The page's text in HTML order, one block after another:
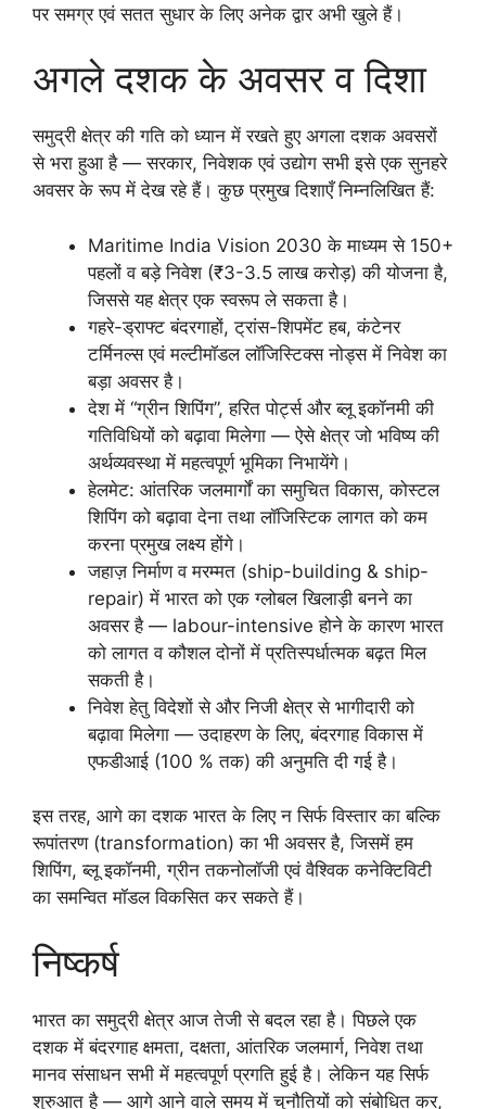
पर समग्र एवं सतत सुधार के लिए अनेक द्वार अभी खुले हैं।
अगले दशक के अवसर व दिशा
समुद्री क्षेत्र की गति को ध्यान में रखते हुए अगला दशक अवसरों
से भरा हुआ है — सरकार, निवेशक एवं उद्योग सभी इसे एक सुनहरे
अवसर के रूप में देख रहे हैं। कुछ प्रमुख दिशाएँ निम्नलिखित हैं:
Maritime India Vision 2030 के माध्यम से 150+
पहलों व बड़े निवेश (₹3-3.5 लाख करोड़) की योजना है,
जिससे यह क्षेत्र एक स्वरूप ले सकता है।
गहरे-ड्राफ्ट बंदरगाहों, ट्रांस-शिपमेंट हब, कंटेनर
टर्मिनल्स एवं मल्टीमॉडल लॉजिस्टिक्स नोड्स में निवेश का
बड़ा अवसर है।
देश में “ग्रीन शिपिंग”, हरित पोर्ट्स और ब्लू इकॉनमी की
गतिविधियों को बढ़ावा मिलेगा — ऐसे क्षेत्र जो भविष्य की
अर्थव्यवस्था में महत्वपूर्ण भूमिका निभायेंगे।
हेलमेट: आंतरिक जलमार्गों का समुचित विकास, कोस्टल
शिपिंग को बढ़ावा देना तथा लॉजिस्टिक लागत को कम
करना प्रमुख लक्ष्य होंगे।
जहाज़ निर्माण व मरम्मत (ship-building & ship-
repair) में भारत को एक ग्लोबल खिलाड़ी बनने का
अवसर है — labour-intensive होने के कारण भारत
को लागत व कौशल दोनों में प्रतिस्पर्धात्मक बढ़त मिल
सकती है।
निवेश हेतु विदेशों से और निजी क्षेत्र से भागीदारी को
बढ़ावा मिलेगा — उदाहरण के लिए, बंदरगाह विकास में
एफडीआई (100 % तक) की अनुमति दी गई है।
इस तरह, आगे का दशक भारत के लिए न सिर्फ विस्तार का बल्कि
रूपांतरण (transformation) का भी अवसर है, जिसमें हम
शिपिंग, ब्लू इकॉनमी, ग्रीन तकनोलॉजी एवं वैश्विक कनेक्टिविटी
का समन्वित मॉडल विकसित कर सकते हैं।
निष्कर्ष
भारत का समुद्री क्षेत्र आज तेजी से बदल रहा है। पिछले एक
दशक में बंदरगाह क्षमता, दक्षता, आंतरिक जलमार्ग, निवेश तथा
मानव संसाधन सभी में महत्वपूर्ण प्रगति हुई है। लेकिन यह सिर्फ
शुरुआत है — आगे आने वाले समय में चुनौतियों को संबोधित कर,